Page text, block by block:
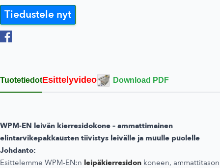
Tiedustele nyt
TuotetiedotEsittelyvideo Download PDF
WPM-EN leivän kierresidokone – ammattimainen
elintarvikepakkausten tiivistys leivälle ja muulle puolelle
Johdanto:
Esittelemme WPM-EN:n leipäkierresidon koneen, ammattitason